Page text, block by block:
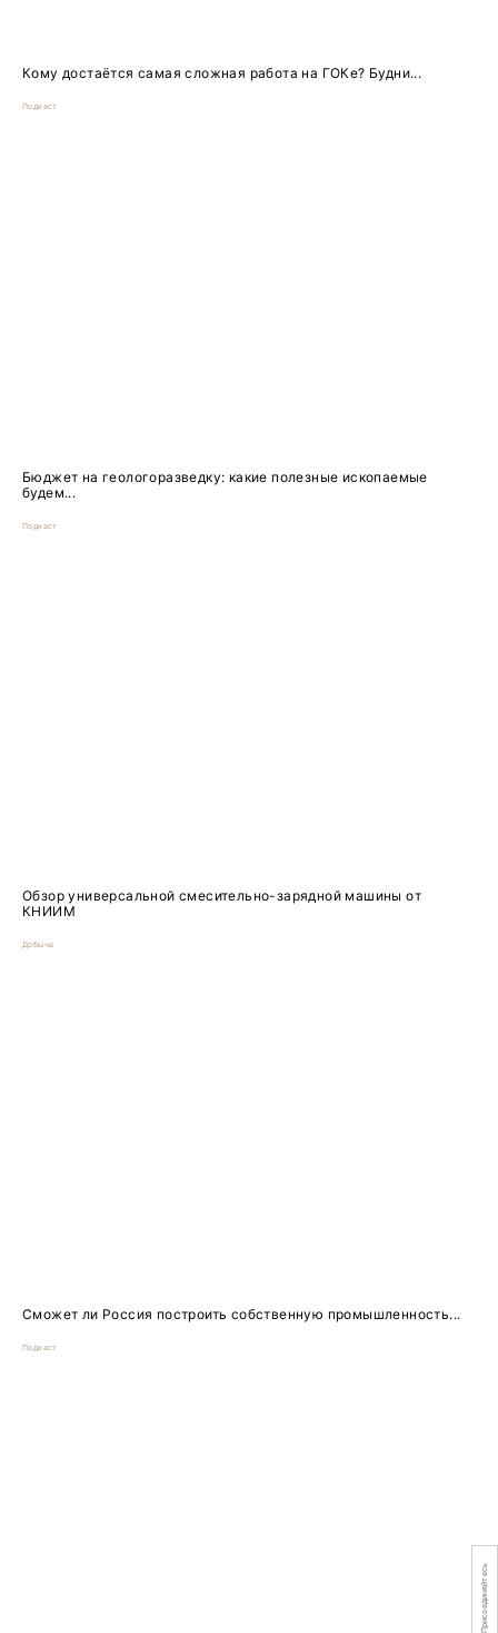
Кому достаётся самая сложная работа на ГОКе? Будни...
Подкаст
Бюджет на геологоразведку: какие полезные ископаемые
будем...
Подкаст
Обзор универсальной смесительно-зарядной машины от
КНИИМ
Добыча
Сможет ли Россия построить собственную промышленность...
Подкаст
Присоединяйтесь